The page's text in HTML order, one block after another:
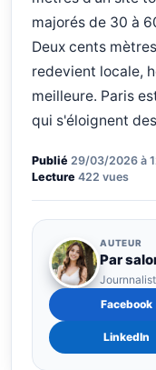
majorés de 30 à
Deux cents
redevient locale,
meilleure. Paris
qui s'éloignent
Publié 29/03/2026 à
Lecture 422 vues
AUTEUR
Par
Facebook
LinkedIn